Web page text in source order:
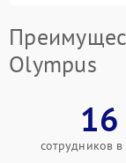
Olympus
16
сотрудников в